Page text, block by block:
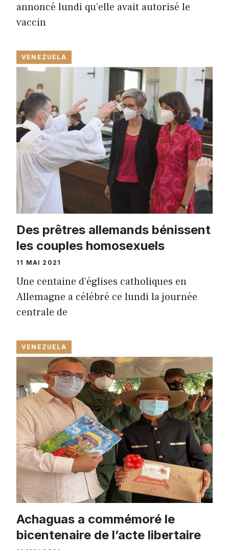
annoncé lundi qu’elle avait autorisé le
vaccin
VENEZUELA
Des prêtres allemands bénissent
les couples homosexuels
11 MAI 2021
Une centaine d’églises catholiques en
Allemagne a célébré ce lundi la journée
centrale de
VENEZUELA
Achaguas a commémoré le
bicentenaire de l’acte libertaire